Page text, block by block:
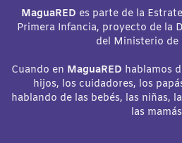
MaguaRED es parte de la
Primera Infancia, proyecto de la
del Ministerio de
Cuando en MaguaRED hablamos
hijos, los cuidadores, los
hablando de las bebés, las niñas,
las